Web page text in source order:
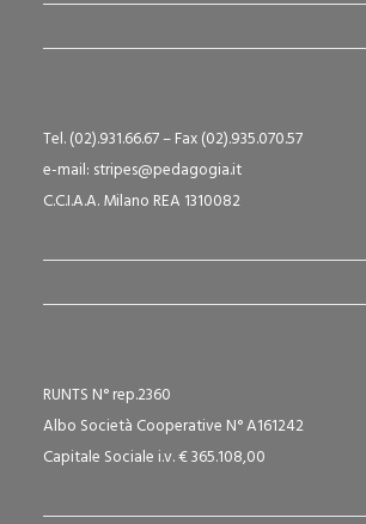
Tel. (02).931.66.67 – Fax (02).935.070.57
e-mail: stripes@pedagogia.it
C.C.I.A.A. Milano REA 1310082
RUNTS N° rep.2360
Albo Società Cooperative N° A161242
Capitale Sociale i.v. € 365.108,00